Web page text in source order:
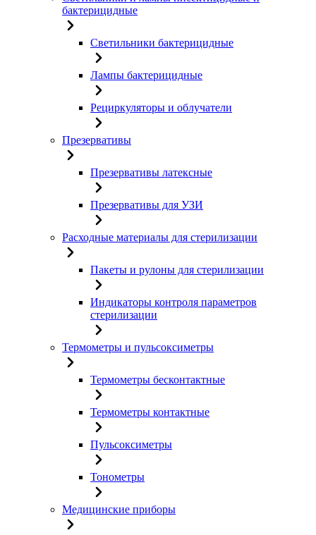
бактерицидные
Светильники бактерицидные
Лампы бактерицидные
Рециркуляторы и облучатели
Презервативы
Презервативы латексные
Презервативы для УЗИ
Расходные материалы для стерилизации
Пакеты и рулоны для стерилизации
Индикаторы контроля параметров
стерилизации
Термометры и пульсоксиметры
Термометры бесконтактные
Термометры контактные
Пульсоксиметры
Тонометры
Медицинские приборы